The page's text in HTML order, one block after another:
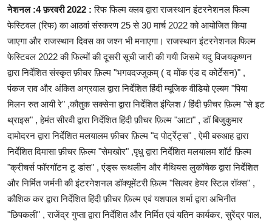
नेशनल :4 फ़रवरी 2022 : रिफ फिल्म क्लब द्वारा राजस्थान इंटरनेशनल फिल्म
फेस्टिवल (रिफ) का आठवां संस्करण 25 से 30 मार्च 2022 को आयोजित किया
जाएगा और राजस्थान दिवस का जश्न भी मनाएगा। राजस्थान इंटरनेशनल फिल्म
फेस्टिवल 2022 की फिल्मों की दूसरी सूची जारी की गयी जिसमे यदु विजयकृष्णन
द्वारा निर्देशित संस्कृत फ़ीचर फ़िल्म "भगवदज्जुकम् ( द मोंक एंड द कोर्टेसन)" ,
पंकज राव और अंकित अग्रवाल द्वारा निर्देशित हिंदी म्यूजिक वीडियो एल्बम "पिया
मिलन रुत आयी रे" ,कौतुक सक्सेना द्वारा निर्देशित इंग्लिश / हिंदी फ़ीचर फ़िल्म "से इट
थ्राइस" , हेमंत सीरवी द्वारा निर्देशित हिंदी फ़ीचर फ़िल्म "आटा" , डॉ बिजुकुमार
दामोदरन द्वारा निर्देशित मलयालम फ़ीचर फ़िल्म "द पोर्ट्रेट्स" , ऐमी बरुआह द्वारा
निर्देशित दिमासा फ़ीचर फ़िल्म "सेमखोर" ,पृधु द्वारा निर्देशित मलयालम शॉर्ट फ़िल्म
"क्रीचर्स फॉरगॉटन टू डांस" , एंड्रू रूथलीन और मैथियस लुकॉचेक द्वारा निर्देशित
और निर्मित जर्मनी की इंटरनेशनल डॉक्यूमेंटरी फ़िल्म "सिल्वर हेयर स्टिल रॉक्स" ,
कौशिक कर द्वारा निर्देशित हिंदी फ़ीचर फ़िल्म एवं यशपाल शर्मा द्वारा अभिनीत
"छिपकली" , राजेंद्र गुप्ता द्वारा निर्देशित और निर्मित एवं यतिन कार्यकर, सुरेंद्र पाल,